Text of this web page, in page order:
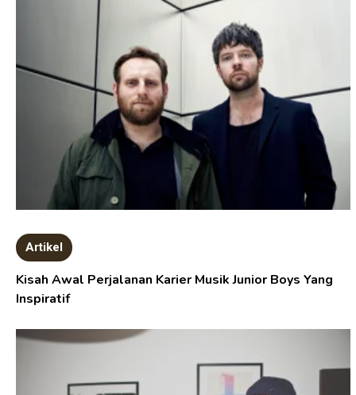
Artikel
Kisah Awal Perjalanan Karier Musik Junior Boys Yang
Inspiratif